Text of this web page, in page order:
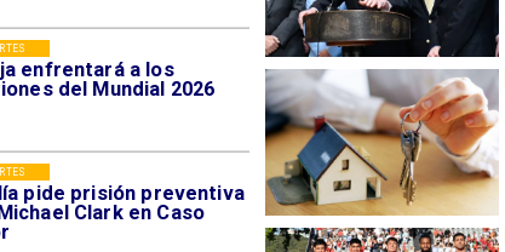
enfrentará a los
del Mundial 2026
pide prisión preventiva
Clark en Caso